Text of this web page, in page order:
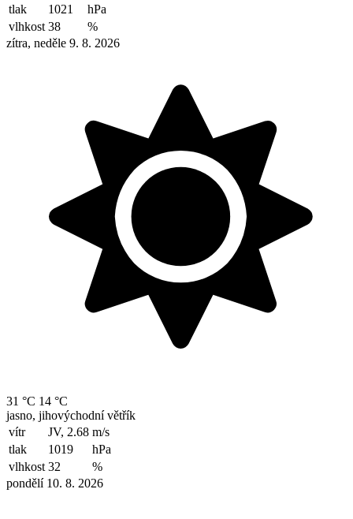
tlak
1021
hPa
vlhkost 38
%
zítra, neděle 9. 8. 2026
31 °C 14 °C
jasno, jihovýchodní větřík
vítr
JV, 2.68 m/s
tlak
1019
hPa
vlhkost 32
%
pondělí 10. 8. 2026